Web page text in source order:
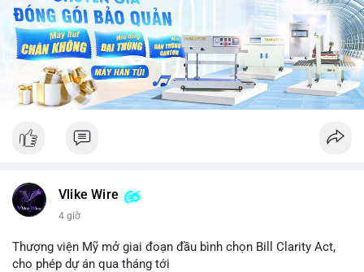
Vlike Wire
4 giờ
Thượng viện Mỹ mở giai đoạn đầu bình chọn Bill Clarity Act,
cho phép dự án qua tháng tới